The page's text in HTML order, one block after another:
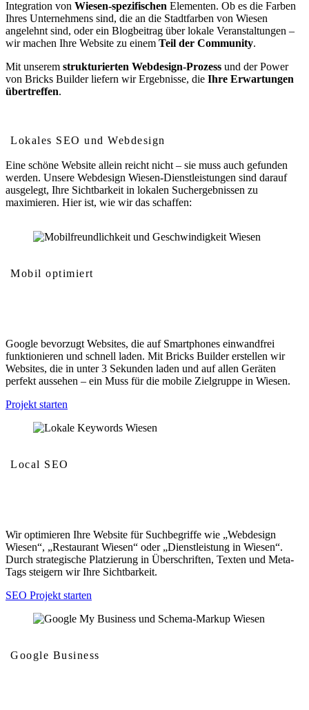
Integration von Wiesen-spezifischen Elementen. Ob es die Farben
Ihres Unternehmens sind, die an die Stadtfarben von Wiesen
angelehnt sind, oder ein Blogbeitrag über lokale Veranstaltungen –
wir machen Ihre Website zu einem Teil der Community.
Mit unserem strukturierten Webdesign-Prozess und der Power
von Bricks Builder liefern wir Ergebnisse, die Ihre Erwartungen
übertreffen.
Lokales SEO und Webdesign
Eine schöne Website allein reicht nicht – sie muss auch gefunden
werden. Unsere Webdesign Wiesen-Dienstleistungen sind darauf
ausgelegt, Ihre Sichtbarkeit in lokalen Suchergebnissen zu
maximieren. Hier ist, wie wir das schaffen:
Mobil optimiert
Google bevorzugt Websites, die auf Smartphones einwandfrei
funktionieren und schnell laden. Mit Bricks Builder erstellen wir
Websites, die in unter 3 Sekunden laden und auf allen Geräten
perfekt aussehen – ein Muss für die mobile Zielgruppe in Wiesen.
Projekt starten
Local SEO
Wir optimieren Ihre Website für Suchbegriffe wie „Webdesign
Wiesen“, „Restaurant Wiesen“ oder „Dienstleistung in Wiesen“.
Durch strategische Platzierung in Überschriften, Texten und Meta-
Tags steigern wir Ihre Sichtbarkeit.
SEO Projekt starten
Google Business